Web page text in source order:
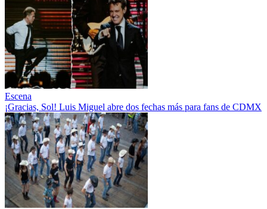
Escena
¡Gracias, Sol! Luis Miguel abre dos fechas más para fans de CDMX